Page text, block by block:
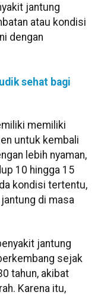
jantung
atau kondisi
dengan
sehat bagi
memiliki
untuk kembali
lebih nyaman,
10 hingga 15
kondisi tertentu,
di masa
jantung
sejak
tahun, akibat
Karena itu,